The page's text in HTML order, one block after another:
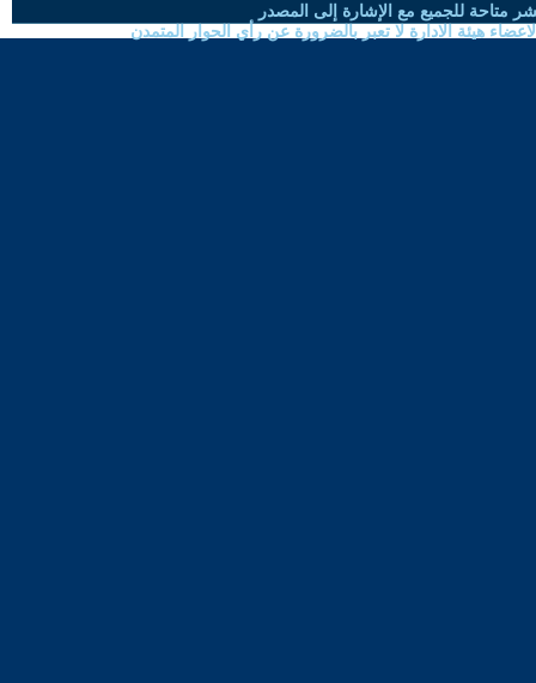
متاحة للجميع مع الإشارة إلى المصدر
هيئة الادارة لا تعبر بالضرورة عن رأي الحوار المتمدن